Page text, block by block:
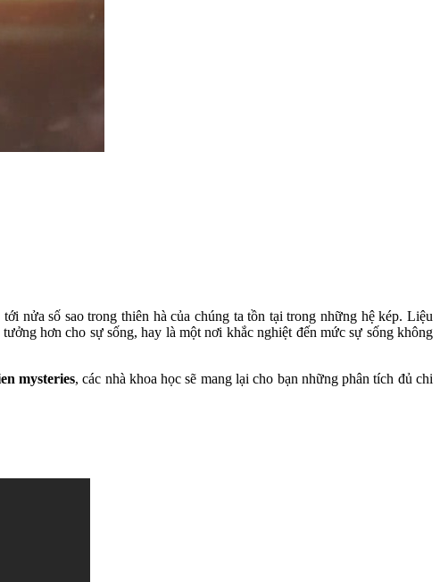
nửa số sao trong thiên hà của chúng ta tồn tại trong những hệ kép. Liệu
hơn cho sự sống, hay là một nơi khắc nghiệt đến mức sự sống không
mysteries, các nhà khoa học sẽ mang lại cho bạn những phân tích đủ chi